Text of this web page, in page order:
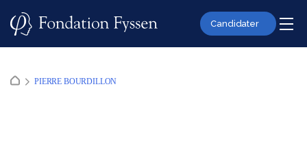
Candidater
PIERRE BOURDILLON